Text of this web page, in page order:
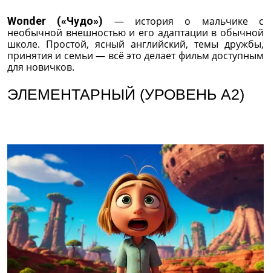
Wonder («Чудо») — история о мальчике с
необычной внешностью и его адаптации в обычной
школе. Простой, ясный английский, темы дружбы,
принятия и семьи — всё это делает фильм доступным
для новичков.
ЭЛЕМЕНТАРНЫЙ (УРОВЕНЬ A2)